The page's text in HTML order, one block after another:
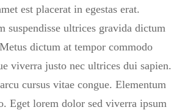
est placerat in egestas erat.
suspendisse ultrices gravida dictum
dictum at tempor commodo
viverra justo nec ultrices dui sapien.
cursus vitae congue. Elementum
Eget lorem dolor sed viverra ipsum